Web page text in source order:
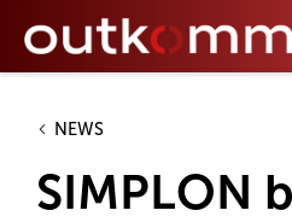
NEWS
SIMPLON